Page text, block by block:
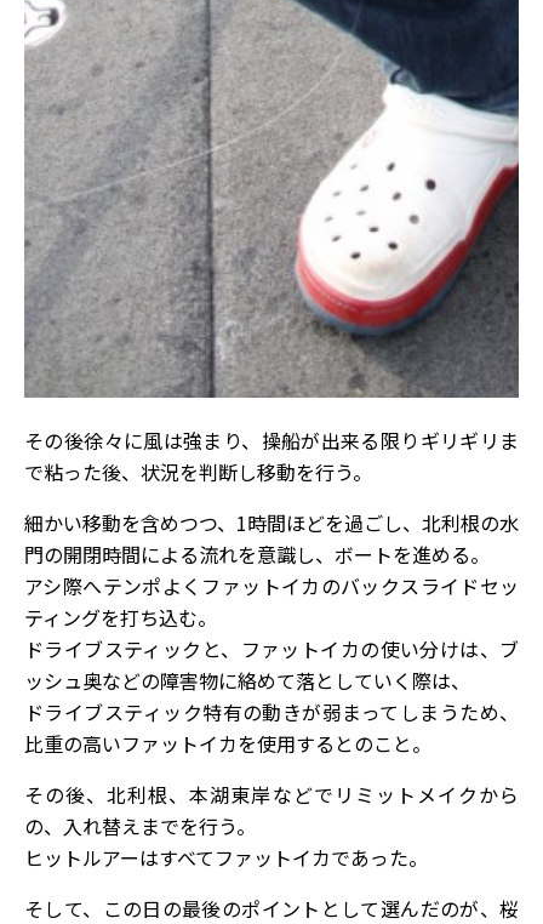
その後徐々に風は強まり、操船が出来る限りギリギリま
で粘った後、状況を判断し移動を行う。
細かい移動を含めつつ、1時間ほどを過ごし、北利根の水
門の開閉時間による流れを意識し、ボートを進める。
アシ際へテンポよくファットイカのバックスライドセッ
ティングを打ち込む。
ドライブスティックと、ファットイカの使い分けは、ブ
ッシュ奥などの障害物に絡めて落としていく際は、
ドライブスティック特有の動きが弱まってしまうため、
比重の高いファットイカを使用するとのこと。
その後、北利根、本湖東岸などでリミットメイクから
の、入れ替えまでを行う。
ヒットルアーはすべてファットイカであった。
そして、この日の最後のポイントとして選んだのが、桜